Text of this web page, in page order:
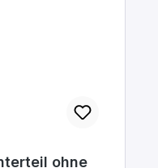
ohne